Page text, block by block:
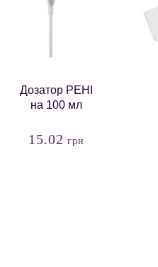
Дозатор РЕНІ
на 100 мл
15.02 грн